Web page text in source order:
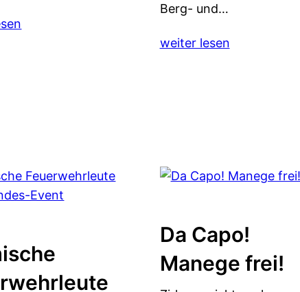
Berg- und…
weiter lesen
Da Capo!
Manege frei!